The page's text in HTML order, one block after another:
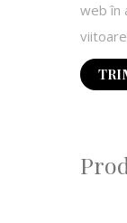
web în